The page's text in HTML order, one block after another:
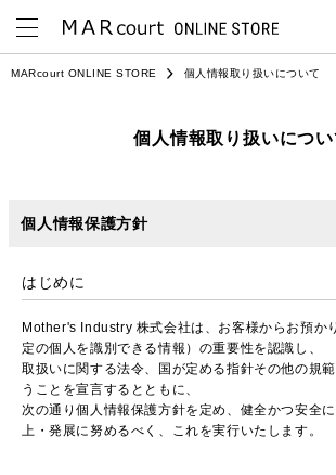
MARcourt ONLINE STORE 個人情報取り扱いについて
個人情報取り扱いについ
個人情報保護方針
はじめに
Mother's Industry 株式会社は、お客様からお預か
定の個人を識別できる情報）の重要性を認識し、
取扱いに関する法令、国が定める指針その他の規
うことを宣言するとともに、
次の通り個人情報保護方針を定め、健全かつ安全
上・発展に努めるべく、これを実行いたします。